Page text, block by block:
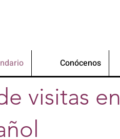
Conócenos
visitas en